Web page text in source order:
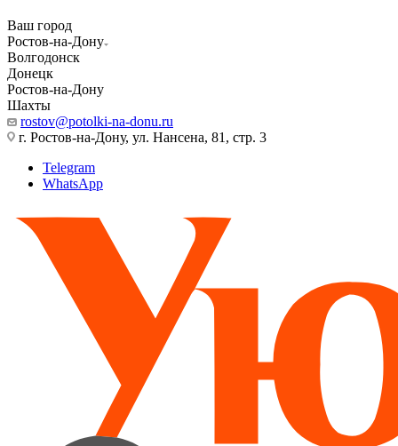
Ваш город
Ростов-на-Дону
Волгодонск
Донецк
Ростов-на-Дону
Шахты
rostov@potolki-na-donu.ru
г. Ростов-на-Дону, ул. Нансена, 81, стр. 3
Telegram
WhatsApp